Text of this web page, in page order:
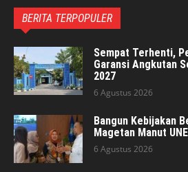
BERITA TERPOPULER
Sempat Terhenti,
Garansi Angkutan
2027
6 Agustus 2026
Bangun Kebijakan
Magetan Manut
6 Agustus 2026